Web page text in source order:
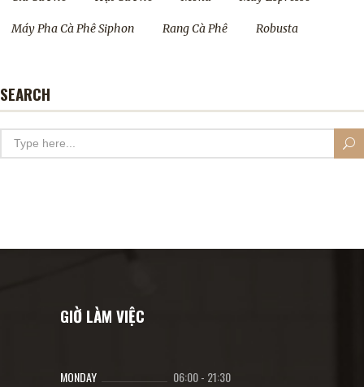
Máy Pha Cà Phê Siphon Rang Cà Phê Robusta
SEARCH
GIỜ LÀM VIỆC
MONDAY 06:00- 21:30